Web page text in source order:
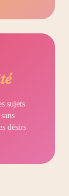
sujets
désirs